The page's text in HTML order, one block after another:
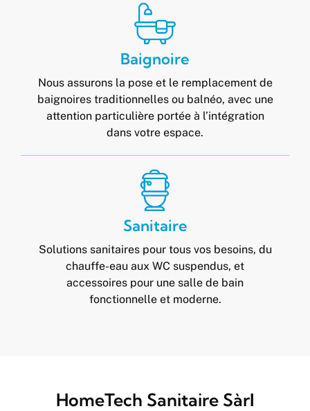
Baignoire
Nous assurons la pose et le remplacement de
baignoires traditionnelles ou balnéo, avec une
attention particulière portée à l’intégration
dans votre espace.
Sanitaire
Solutions sanitaires pour tous vos besoins, du
chauffe-eau aux WC suspendus, et
accessoires pour une salle de bain
fonctionnelle et moderne.
HomeTech Sanitaire Sàrl